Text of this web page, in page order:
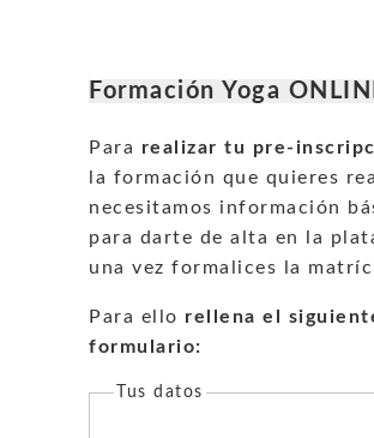
Formación Yoga
Para realizar tu pre-
la formación que quieres
necesitamos información
para darte de alta en la
una vez formalices la
Para ello rellena el
formulario:
Tus datos